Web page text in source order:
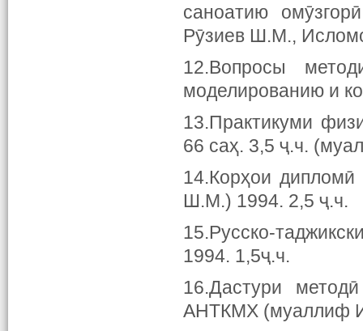
саноатию
Рӯзиев Ш.М.,
12.Вопросы
моделированию и
13.Практикуми
66 саҳ. 3,5 ҷ.ч.
14.Корҳои
Ш.М.) 1994. 2,5 ҷ.ч.
15.Русско-
1994. 1,5ҷ.ч.
16.Дастури
АНТКМХ (муаллиф